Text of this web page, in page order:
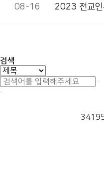
08-16 2023 전교인
검색